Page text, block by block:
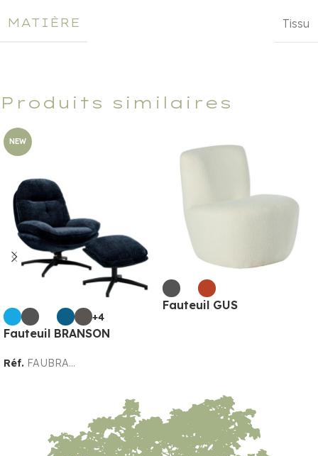
MATIÈRE Tissu
Produits similaires
NEW
+4
Fauteuil BRANSON
Réf. FAUBRA...
Fauteuil GUS